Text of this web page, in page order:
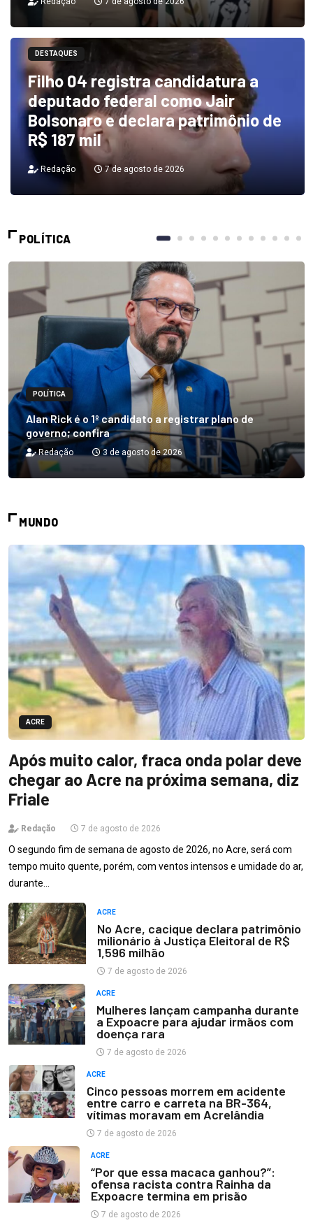
DESTAQUES
Filho 04 registra candidatura a
deputado federal como Jair
Bolsonaro e declara patrimônio de
R$ 187 mil
Redação 7 de agosto de 2026
POLÍTICA
POLÍTICA
Alan Rick é o 1º candidato a registrar plano de
governo; confira
Redação 3 de agosto de 2026
MUNDO
ACRE
Após muito calor, fraca onda polar deve
chegar ao Acre na próxima semana, diz
Friale
Redação 7 de agosto de 2026
O segundo fim de semana de agosto de 2026, no Acre, será com
tempo muito quente, porém, com ventos intensos e umidade do ar,
durante…
ACRE
No Acre, cacique declara patrimônio
milionário à Justiça Eleitoral de R$
1,596 milhão
7 de agosto de 2026
ACRE
Mulheres lançam campanha durante
a Expoacre para ajudar irmãos com
doença rara
7 de agosto de 2026
ACRE
Cinco pessoas morrem em acidente
entre carro e carreta na BR-364,
vítimas moravam em Acrelândia
7 de agosto de 2026
ACRE
“Por que essa macaca ganhou?”:
ofensa racista contra Rainha da
Expoacre termina em prisão
7 de agosto de 2026